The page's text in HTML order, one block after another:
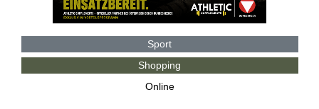
Sport
Shopping
Online